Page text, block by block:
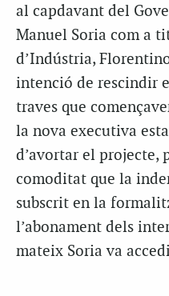
al capdavant del
Manuel Soria com a
d’Indústria,
intenció de rescindir
traves que
la nova executiva
d’avortar el projecte,
comoditat que la
subscrit en la
l’abonament dels
mateix Soria va